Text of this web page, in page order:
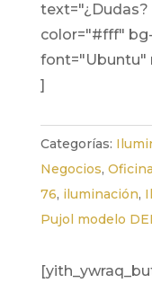
color="#fff"
font="Ubuntu"
]
Categorías:
Negocios,
76, iluminación,
Pujol modelo